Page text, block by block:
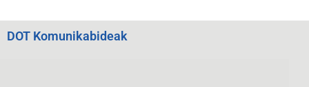
DOT Komunikabideak